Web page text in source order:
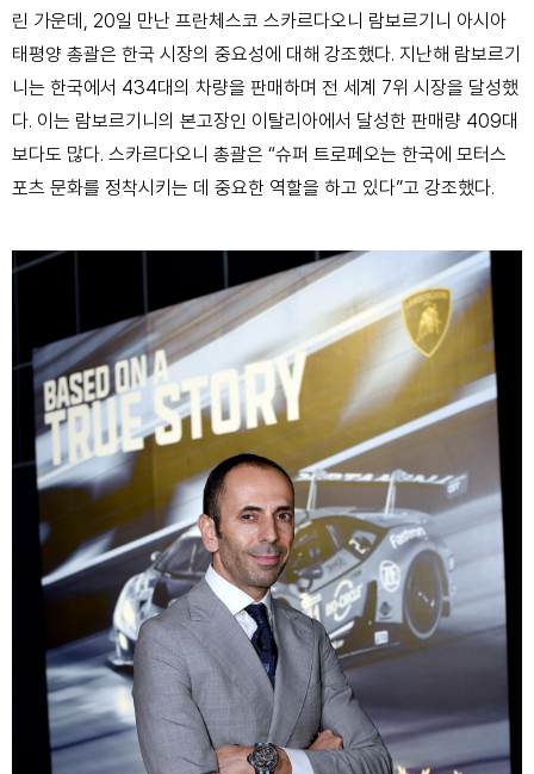
린 가운데, 20일 만난 프란체스코 스카르다오니 람보르기니 아시아
태평양 총괄은 한국 시장의 중요성에 대해 강조했다. 지난해 람보르기
니는 한국에서 434대의 차량을 판매하며 전 세계 7위 시장을 달성했
다. 이는 람보르기니의 본고장인 이탈리아에서 달성한 판매량 409대
보다도 많다. 스카르다오니 총괄은 “슈퍼 트로페오는 한국에 모터스
포츠 문화를 정착시키는 데 중요한 역할을 하고 있다”고 강조했다.